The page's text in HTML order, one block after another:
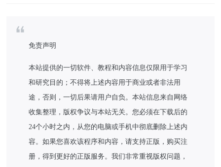
免责声明
本站提供的一切软件、教程和内容信息仅限用于学习
和研究目的；不得将上述内容用于商业或者非法用
途，否则，一切后果请用户自负。本站信息来自网络
收集整理，版权争议与本站无关。您必须在下载后的
24个小时之内，从您的电脑或手机中彻底删除上述内
容。如果您喜欢该程序和内容，请支持正版，购买注
册，得到更好的正版服务。我们非常重视版权问题，